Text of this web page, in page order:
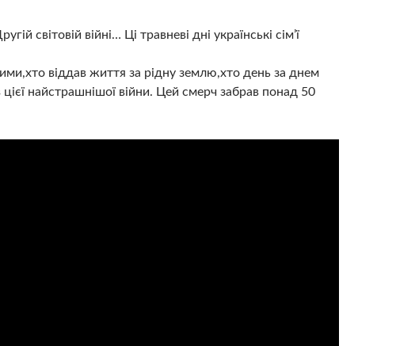
війні… Ці травневі дні українські сім’ї
віддав життя за рідну землю,хто день за днем
найстрашнішої війни. Цей смерч забрав понад 50